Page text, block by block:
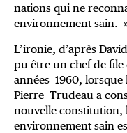
nations qui ne
environnement sain.
L’ironie, d’après
pu être un chef de file
années 1960,
Pierre Trudeau a
nouvelle constitution,
environnement sain